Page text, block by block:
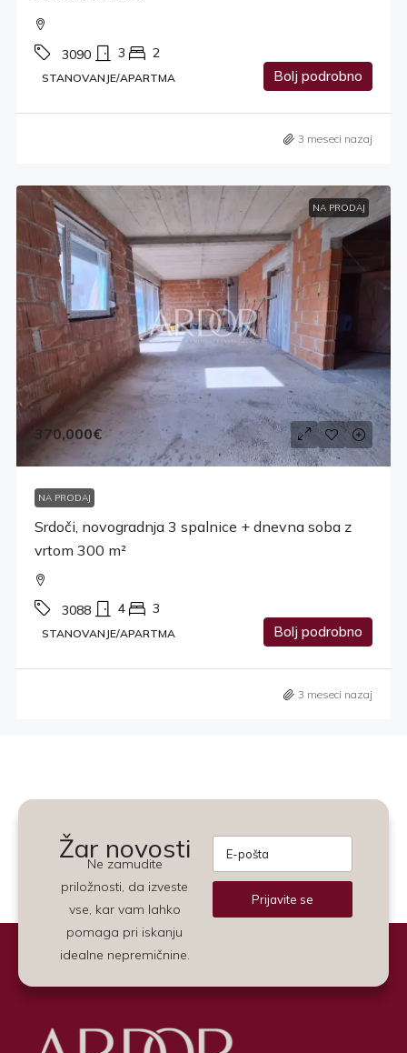
3090 3 2
STANOVANJE/APARTMA Bolj podrobno
3 meseci nazaj
NA PRODAJ
370,000€
NA PRODAJ
Srdoči, novogradnja 3 spalnice + dnevna soba z
vrtom 300 m²
3088 4 3
STANOVANJE/APARTMA Bolj podrobno
3 meseci nazaj
Žar novosti
Ne zamudite
priložnosti, da izveste
vse, kar vam lahko
pomaga pri iskanju
idealne nepremičnine.
Prijavite se